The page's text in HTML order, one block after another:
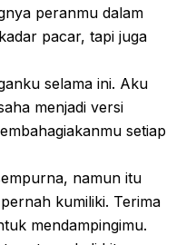
peranmu dalam
pacar, tapi juga
selama ini. Aku
menjadi versi
setiap
namun itu
kumiliki. Terima
mendampingimu.